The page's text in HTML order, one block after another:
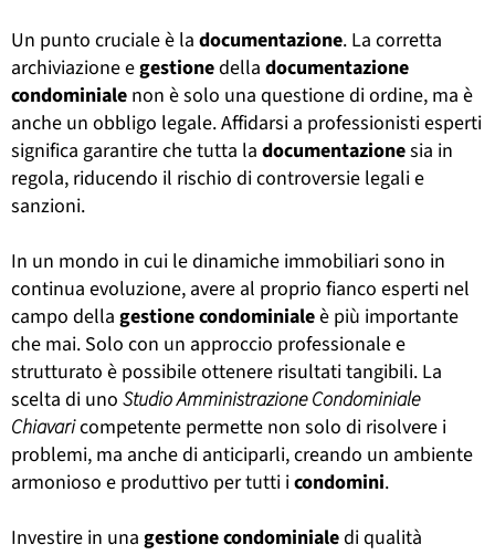
Un punto cruciale è la documentazione. La corretta
archiviazione e gestionedella documentazione
condominiale non è solo una questione di ordine, ma è
anche un obbligo legale. Affidarsi a professionisti esperti
significa garantire che tutta la documentazionesia in
regola, riducendo il rischio di controversie legali e
sanzioni.
In un mondo in cui le dinamiche immobiliari sono in
continua evoluzione, avere al proprio fianco esperti nel
campo della gestionecondominialeè più importante
che mai. Solo con un approccio professionale e
strutturato è possibile ottenere risultati tangibili. La
scelta di uno Studio Amministrazione Condominiale
Chiavaricompetente permette non solo di risolvere i
problemi, ma anche di anticiparli, creando un ambiente
armonioso e produttivo per tutti icondomini.
Investire in una gestionecondominialedi qualità